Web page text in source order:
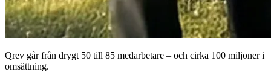
Qrev går från drygt 50 till 85 medarbetare – och cirka 100 miljoner i
omsättning.